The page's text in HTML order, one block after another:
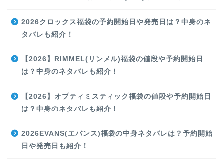
2026クロックス福袋の予約開始日や発売日は？中身のネ
タバレも紹介！
【2026】RIMMEL(リンメル)福袋の値段や予約開始日
は？中身のネタバレも紹介！
【2026】オプティミスティック福袋の値段や予約開始日
は？中身のネタバレも紹介！
2026EVANS(エバンス)福袋の中身ネタバレは？予約開始
日や発売日も紹介！